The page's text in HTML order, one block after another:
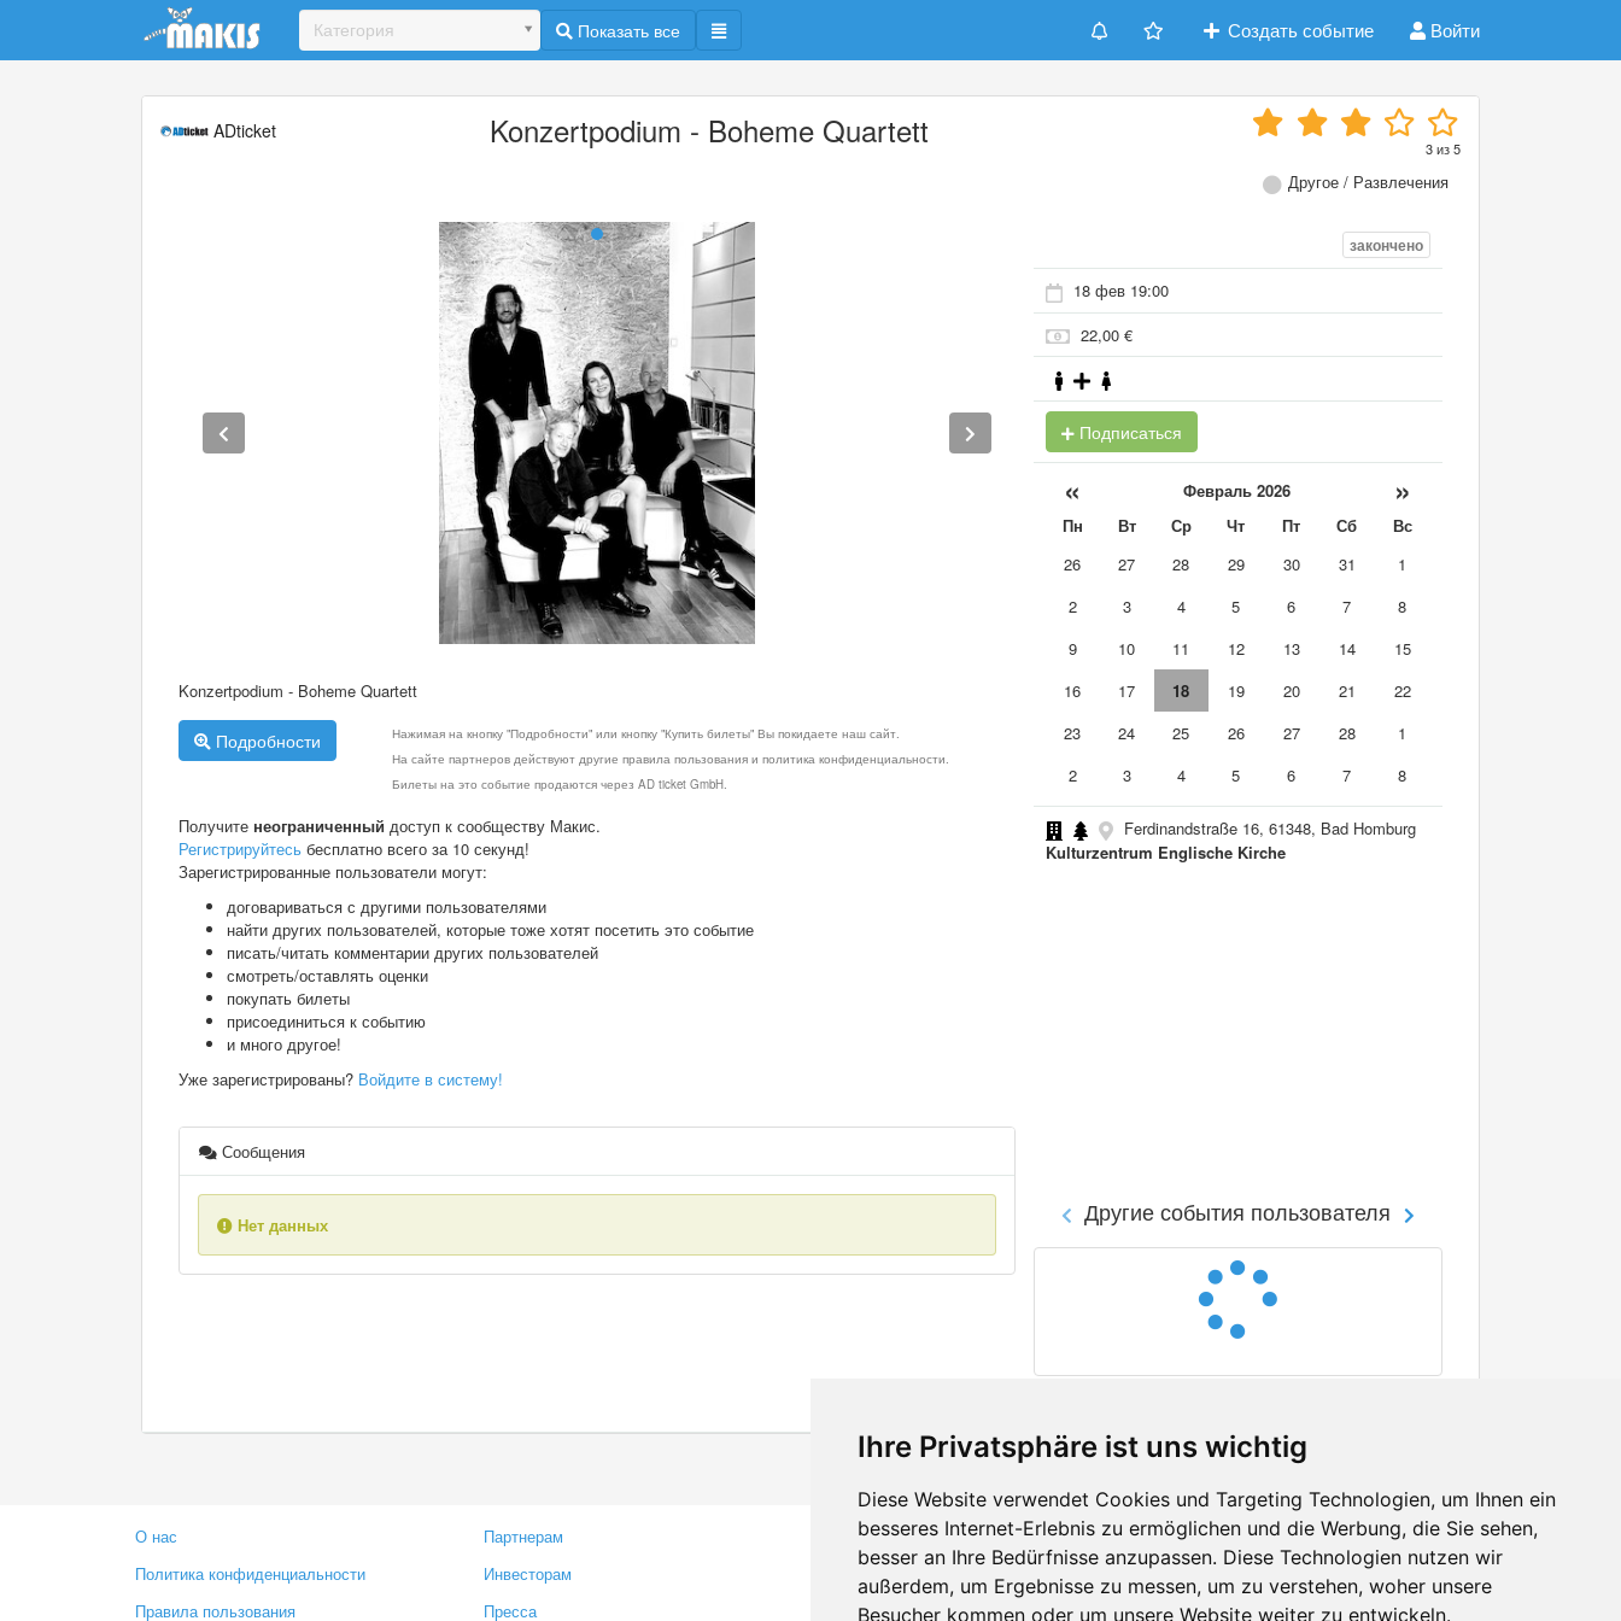
Ihre Privatsphäre ist uns wichtig
Diese Website verwendet Cookies und Targeting Technologien, um Ihnen ein
besseres Internet-Erlebnis zu ermöglichen und die Werbung, die Sie sehen,
besser an Ihre Bedürfnisse anzupassen. Diese Technologien nutzen wir
außerdem, um Ergebnisse zu messen, um zu verstehen, woher unsere
Besucher kommen oder um unsere Website weiter zu entwickeln.
Update cookies preferences
Категория Показать все Создать событие Войти
ADticket Konzertpodium - Boheme Quartett 3из5
Другое / Развлечения
Konzertpodium - Boheme Quartett
Подробности
Нажимая на кнопку "Подробности" или кнопку "Купить билеты" Вы покидаете наш сайт.
На сайте партнеров действуют другие правила пользования и политика конфиденциальности.
Билеты на это событие продаются через AD ticket GmbH.
Получите неограниченный доступ к сообществу Макис.
Регистрируйтесь бесплатно всего за 10 секунд!
Зарегистрированные пользователи могут:
договариваться с другими пользователями
найти других пользователей, которые тоже хотят посетить это событие
писать/читать комментарии других пользователей
смотреть/оставлять оценки
покупать билеты
присоединиться к событию
и много другое!
Уже зарегистрированы? Войдите в систему!
Сообщения
Нет данных
закончено
18 фев 19:00
22,00 €
Подписаться
« Февраль 2026 »
Пн Вт Ср Чт Пт Сб
Вс
26
27 28 29 30 31
1
2
3 4 5 6 7
8
9
10 11 12 13 14
15
16
17 18 19 20 21
22
23
24 25 26 27 28
1
2
3 4 5 6 7 8
Ferdinandstraße 16, 61348, Bad Homburg
Kulturzentrum Englische Kirche
Другие события пользователя
О нас
Политика конфиденциальности
Правила пользования
Партнерам
Инвесторам
Пресса
Контакты
Оставить отзыв
Сообщить об ошибке
Facebook
Twitter
YouTube